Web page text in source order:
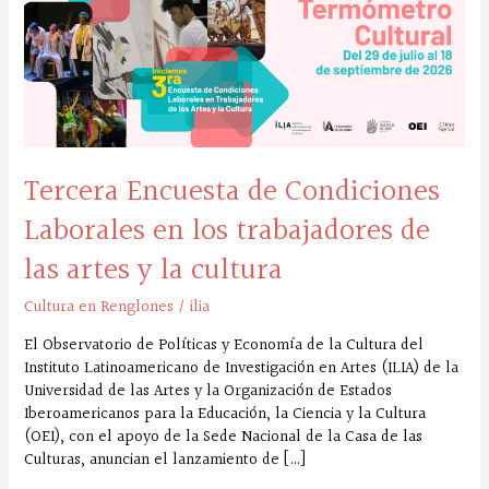
Tercera Encuesta de Condiciones
Laborales en los trabajadores de
las artes y la cultura
Cultura en Renglones /ilia
El Observatorio de Políticas y Economía de la Cultura del
Instituto Latinoamericano de Investigación en Artes (ILIA) de la
Universidad de las Artes y la Organización de Estados
Iberoamericanos para la Educación, la Ciencia y la Cultura
(OEI), con el apoyo de la Sede Nacional de la Casa de las
Culturas, anuncian el lanzamiento de […]
de
Condiciones
Laborales
en
trabajadores
las
artes
y
cultura